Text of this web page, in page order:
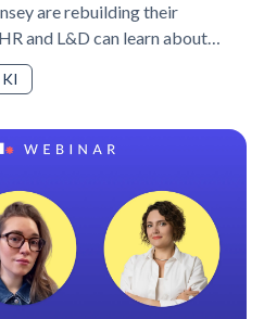
are rebuilding their
and L&D can learn about